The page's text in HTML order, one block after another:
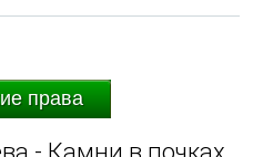
права